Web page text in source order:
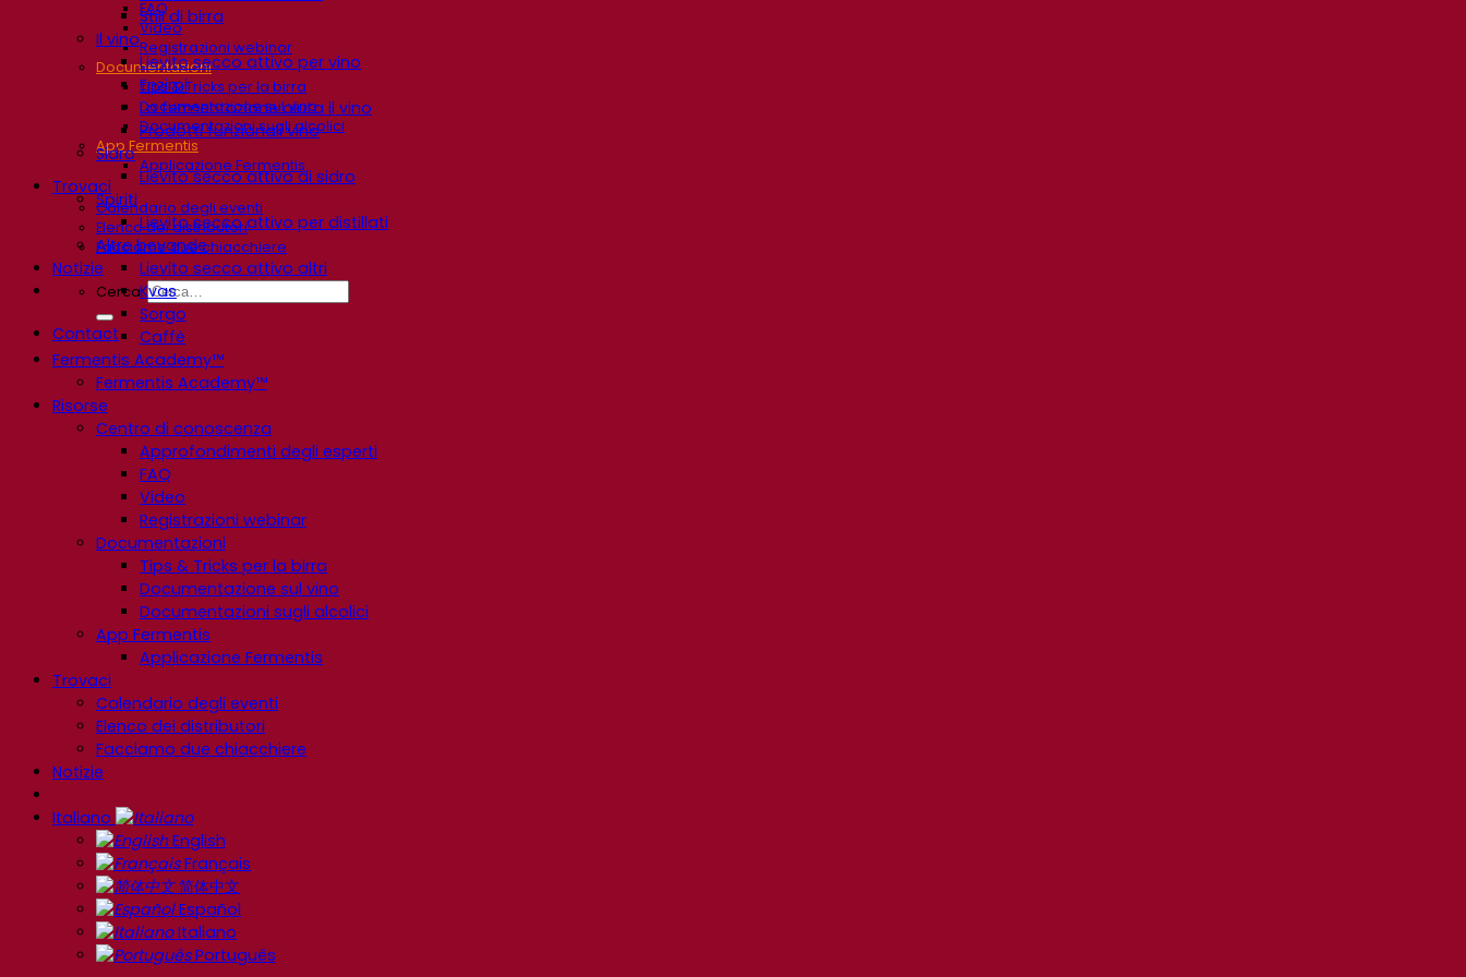
FAQ
Video
Registrazioni webinar
Documentazioni
Tips & Tricks per la birra
Documentazione sul vino
Documentazioni sugli alcolici
App Fermentis
Applicazione Fermentis
Trovaci
Calendario degli eventi
Elenco dei distributori
Facciamo due chiacchiere
Notizie
Cerca:
Contact
Stili di birra
Il vino
Lievito secco attivo per vino
Enzimi
La fermentazione aiuta il vino
Prodotti funzionali vino
Sidro
Lievito secco attivo di sidro
Spiriti
Lievito secco attivo per distillati
Altre bevande
Lievito secco attivo altri
Kvas
Sorgo
Caffè
Fermentis Academy™
Fermentis Academy™
Risorse
Centro di conoscenza
Approfondimenti degli esperti
FAQ
Video
Registrazioni webinar
Documentazioni
Tips & Tricks per la birra
Documentazione sul vino
Documentazioni sugli alcolici
App Fermentis
Applicazione Fermentis
Trovaci
Calendario degli eventi
Elenco dei distributori
Facciamo due chiacchiere
Notizie
Italiano
English
Français
简体中文
Español
Italiano
Português